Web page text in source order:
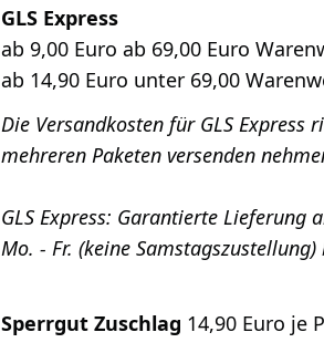
GLS Express
ab 9,00 Euro ab 69,00 Euro
ab 14,90 Euro unter 69,00
Die Versandkosten für GLS
mehreren Paketen versenden
GLS Express: Garantierte Lieferung
Mo. - Fr. (keine
Sperrgut Zuschlag 14,90 Euro je